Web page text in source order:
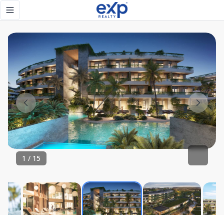
Toggle navigation menu
1 / 15
Apartamentos de 1, 2 y 3 habitaciones en Bávaro, Punta